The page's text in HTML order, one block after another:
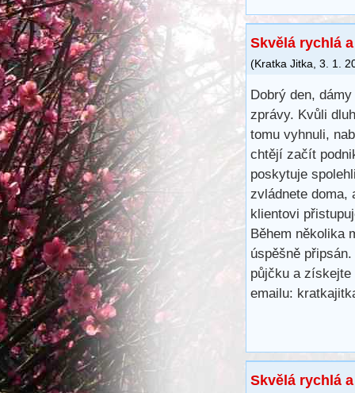
Skvělá rychlá
(Kratka Jitka 3. 1.
Dobrý den,
zprávy. Kvůli
tomu vyhnuli,
chtějí začít
poskytuje
zvládnete doma,
klientovi
Během několika
úspěšně
půjčku a získejte
emailu:
Skvělá rychlá